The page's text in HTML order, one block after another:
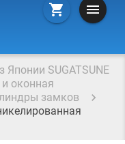
shopping_cart menu
Японии SUGATSUNE
оконная
замков